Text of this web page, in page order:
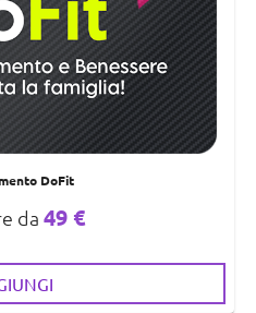
DoFit
da 49 €